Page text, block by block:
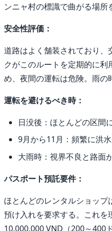
ンニャ村の標識で曲がる場所
安全性評価：
道路はよく舗装されており、
クがこのルートを定期的に
め、夜間の運転は危険。雨の
運転を避けるべき時：
日没後：ほとんどの区間
9月から11月：頻繁に洪
大雨時：視界不良と路面
パスポート預託要件：
ほとんどのレンタルショッ
預け入れを要求する。これを
10,000,000 VND（200～400